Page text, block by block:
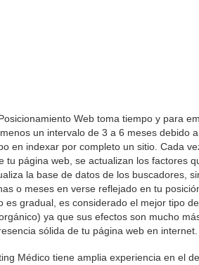
Web toma tiempo y para
un intervalo de 3 a 6 meses debido
en indexar por completo un sitio. Cada
tu página web, se actualizan los factores
la base de datos de los buscadores,
o meses en verse reflejado en tu
es gradual, es considerado el mejor tipo
ya que sus efectos son mucho
sólida de tu página web en internet.
Médico tiene amplia experiencia en el